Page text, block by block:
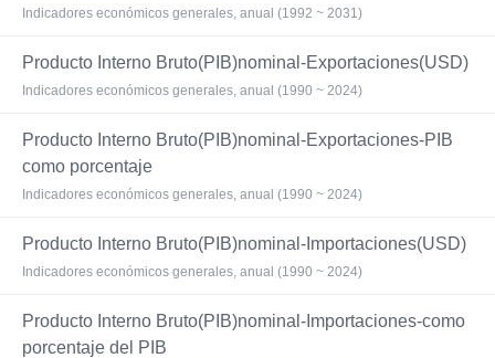
Indicadores económicos generales, anual (1992 ~ 2031)
Producto Interno Bruto(PIB)nominal-Exportaciones(USD)
Indicadores económicos generales, anual (1990 ~ 2024)
Producto Interno Bruto(PIB)nominal-Exportaciones-PIB
como porcentaje
Indicadores económicos generales, anual (1990 ~ 2024)
Producto Interno Bruto(PIB)nominal-Importaciones(USD)
Indicadores económicos generales, anual (1990 ~ 2024)
Producto Interno Bruto(PIB)nominal-Importaciones-como
porcentaje del PIB